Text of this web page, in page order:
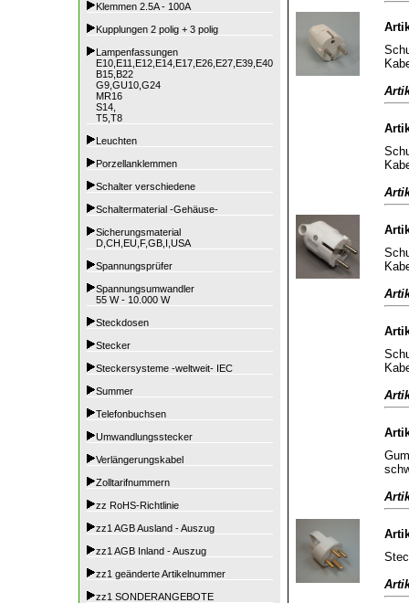
Klemmen 2.5A - 100A
Kupplungen 2 polig + 3 polig
Lampenfassungen
E10,E11,E12,E14,E17,E26,E27,E39,E40
B15,B22
G9,GU10,G24
MR16
S14,
T5,T8
Leuchten
Porzellanklemmen
Schalter verschiedene
Schaltermaterial -Gehäuse-
Sicherungsmaterial
D,CH,EU,F,GB,I,USA
Spannungsprüfer
Spannungsumwandler
55 W - 10.000 W
Steckdosen
Stecker
Steckersysteme -weltweit- IEC
Summer
Telefonbuchsen
Umwandlungsstecker
Verlängerungskabel
Zolltarifnummern
zz RoHS-Richtlinie
zz1 AGB Ausland - Auszug
zz1 AGB Inland - Auszug
zz1 geänderte Artikelnummer
zz1 SONDERANGEBOTE